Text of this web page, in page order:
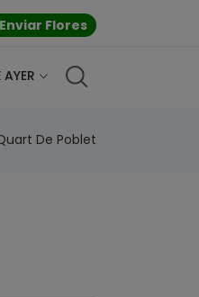
Enviar Flores
De Poblet